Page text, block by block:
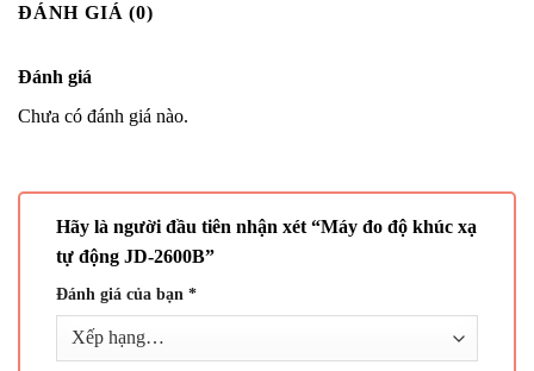
ĐÁNH GIÁ (0)
Đánh giá
Chưa có đánh giá nào.
Hãy là người đầu tiên nhận xét “Máy đo độ khúc xạ
tự động JD-2600B”
Đánh giá của bạn *